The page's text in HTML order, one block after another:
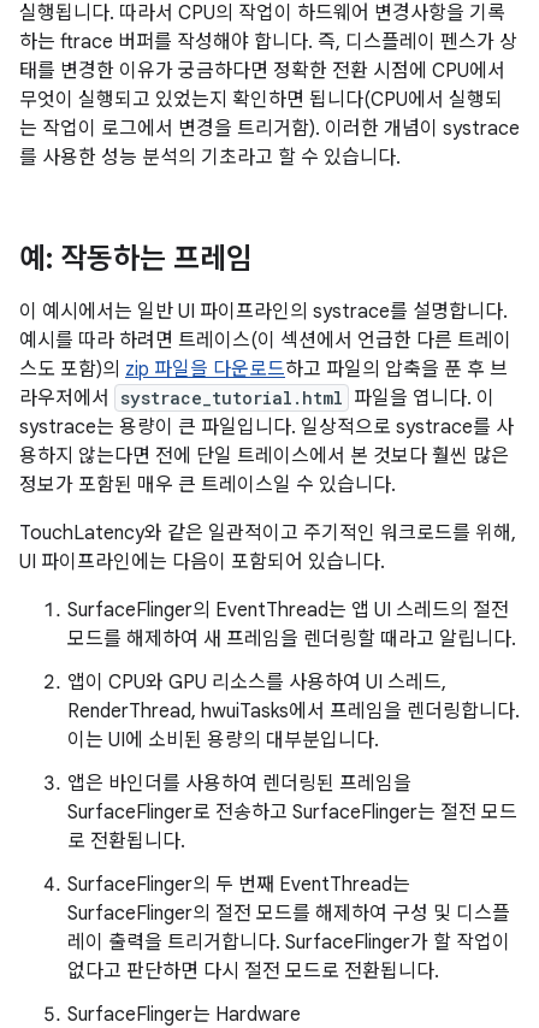
실행됩니다. 따라서 CPU의 작업이 하드웨어 변경사항을 기록
하는 ftrace 버퍼를 작성해야 합니다. 즉, 디스플레이 펜스가 상
태를 변경한 이유가 궁금하다면 정확한 전환 시점에 CPU에서
무엇이 실행되고 있었는지 확인하면 됩니다(CPU에서 실행되
는 작업이 로그에서 변경을 트리거함). 이러한 개념이 systrace
를 사용한 성능 분석의 기초라고 할 수 있습니다.
예: 작동하는 프레임
이 예시에서는 일반 UI 파이프라인의 systrace를 설명합니다.
예시를 따라 하려면 트레이스(이 섹션에서 언급한 다른 트레이
스도 포함)의 zip 파일을 다운로드하고 파일의 압축을 푼 후 브
라우저에서
systrace_tutorial.html 파일을 엽니다. 이
systrace는 용량이 큰 파일입니다. 일상적으로 systrace를 사
용하지 않는다면 전에 단일 트레이스에서 본 것보다 훨씬 많은
정보가 포함된 매우 큰 트레이스일 수 있습니다.
TouchLatency와 같은 일관적이고 주기적인 워크로드를 위해,
UI 파이프라인에는 다음이 포함되어 있습니다.
SurfaceFlinger의 EventThread는 앱 UI 스레드의 절전
모드를 해제하여 새 프레임을 렌더링할 때라고 알립니다.
앱이 CPU와 GPU 리소스를 사용하여 UI 스레드,
RenderThread, hwuiTasks에서 프레임을 렌더링합니다.
이는 UI에 소비된 용량의 대부분입니다.
앱은 바인더를 사용하여 렌더링된 프레임을
SurfaceFlinger로 전송하고 SurfaceFlinger는 절전 모드
로 전환됩니다.
SurfaceFlinger의 두 번째 EventThread는
SurfaceFlinger의 절전 모드를 해제하여 구성 및 디스플
레이 출력을 트리거합니다. SurfaceFlinger가 할 작업이
없다고 판단하면 다시 절전 모드로 전환됩니다.
SurfaceFlinger는 Hardware